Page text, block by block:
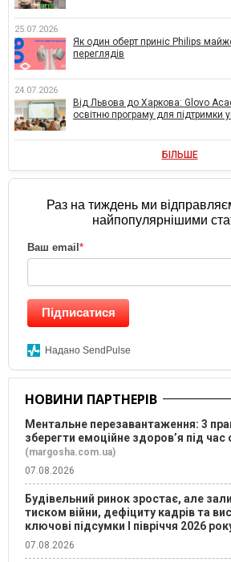
25.07.2026
Як один оберт приніс Philips
переглядів
24.07.2026
Від Львова до Харкова: Glovo
освітню програму для підтримки
БІЛЬШЕ
Раз на тиждень ми
найпопулярнішими
Ваш email *
Підписатися
Надано SendPulse
НОВИНИ ПАРТНЕРІВ
Ментальне перезавантаження: 3
зберегти емоційне здоров’я під час
(margosha.com.ua)
07.08.2026
Будівельний ринок зростає, але
тиском війни, дефіциту кадрів та
ключові підсумки І півріччя 2026
07.08.2026